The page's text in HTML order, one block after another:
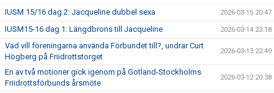
IUSM 15/16 dag 2: Jacqueline dubbel sexa 2026-03-15 20:47
IUSM15-16 dag 1: Längdbrons till Jacqueline 2026-03-14 23:18
Vad vill föreningarna använda Förbundet till?, undrar Curt
Högberg på Friidrottstorget
2026-03-13 22:49
En av två motioner gick igenom på Gotland-Stockholms
Friidrottsförbunds årsmöte
2026-03-12 20:38